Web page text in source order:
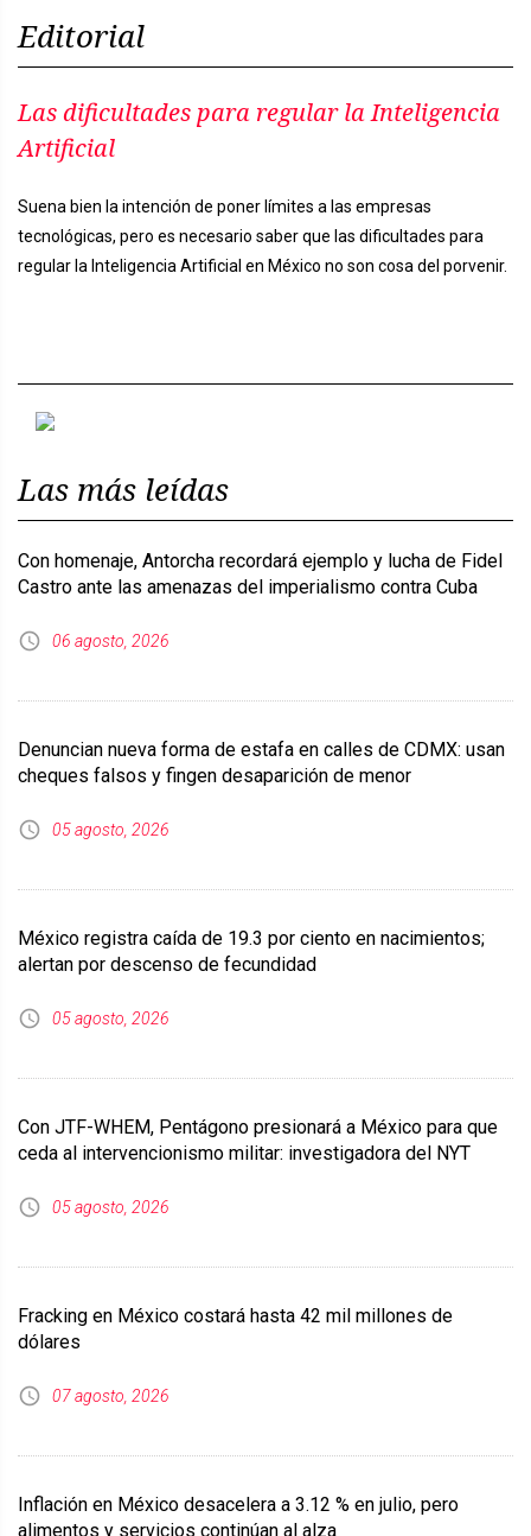
Editorial
Las dificultades para regular la Inteligencia
Artificial
Suena bien la intención de poner límites a las empresas
tecnológicas, pero es necesario saber que las dificultades para
regular la Inteligencia Artificial en México no son cosa del porvenir.
Las más leídas
Con homenaje, Antorcha recordará ejemplo y lucha de Fidel
Castro ante las amenazas del imperialismo contra Cuba
06 agosto, 2026
Denuncian nueva forma de estafa en calles de CDMX: usan
cheques falsos y fingen desaparición de menor
05 agosto, 2026
México registra caída de 19.3 por ciento en nacimientos;
alertan por descenso de fecundidad
05 agosto, 2026
Con JTF-WHEM, Pentágono presionará a México para que
ceda al intervencionismo militar: investigadora del NYT
05 agosto, 2026
Fracking en México costará hasta 42 mil millones de
dólares
07 agosto, 2026
Inflación en México desacelera a 3.12 % en julio, pero
alimentos y servicios continúan al alza